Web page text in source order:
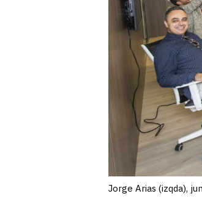
Jorge Arias (izqda),